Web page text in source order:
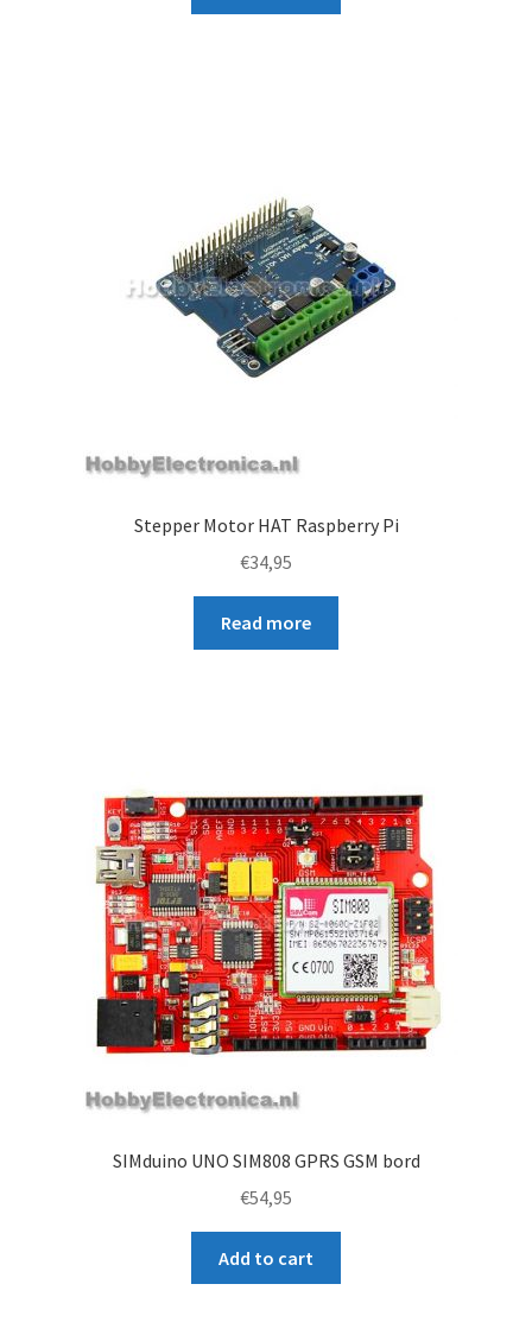
Stepper Motor HAT Raspberry Pi
€34,95
Read more
SIMduino UNO SIM808 GPRS GSM bord
€54,95
Add to cart